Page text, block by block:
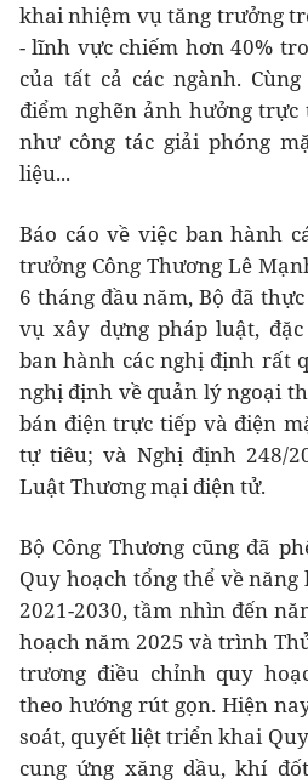
khai nhiệm vụ tăng trưởng
- lĩnh vực chiếm hơn 40%
của tất cả các ngành.
điểm nghẽn ảnh hưởng
như công tác giải phóng
liệu...
Báo cáo về việc ban hành
trưởng Công Thương Lê
6 tháng đầu năm, Bộ đã
vụ xây dựng pháp luật,
ban hành các nghị định rất
nghị định về quản lý ngoại
bán điện trực tiếp và điện
tự tiêu; và Nghị định 248/
Luật Thương mại điện tử.
Bộ Công Thương cũng đã
Quy hoạch tổng thể về
2021-2030, tầm nhìn đến
hoạch năm 2025 và trình
trương điều chỉnh quy
theo hướng rút gọn. Hiện
soát, quyết liệt triển khai
cung ứng xăng dầu, khí